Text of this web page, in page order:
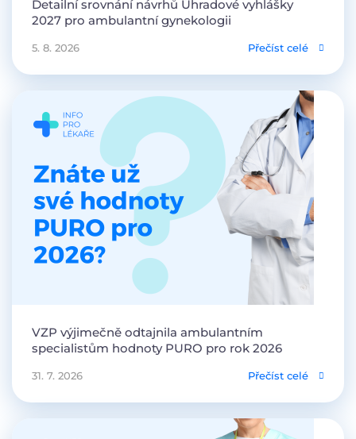
Detailní srovnání návrhů Úhradové vyhlášky
2027 pro ambulantní gynekologii
5. 8. 2026 Přečíst celé
VZP výjimečně odtajnila ambulantním
specialistům hodnoty PURO pro rok 2026
31. 7. 2026 Přečíst celé